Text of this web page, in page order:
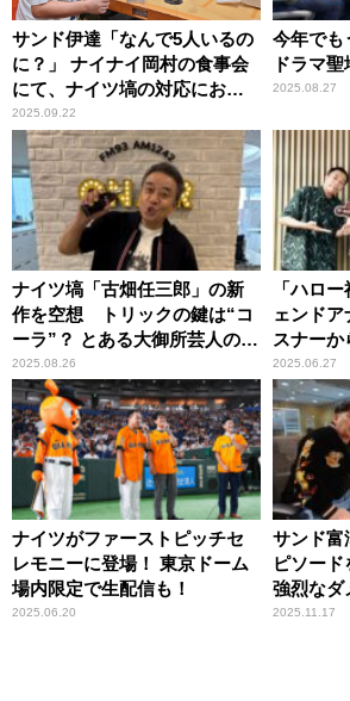
サンド伊達「なんで5人いるの
に？」 ナイナイ岡村の食事会
にて、ナイツ塙の対応におも
わずイラッとする一幕
2025.09.22
今年でも
ドラマ聖
2025.08.27
ナイツ塙「古畑任三郎」の新
作を空想 トリックの鍵は“コ
ーラ”？ とある大御所芸人の本
人役での出演を妄想
2025.08.26
「ハロ
ェンド
スナーか
セージ
2025.06.27
ナイツがファーストピッチセ
レモニーに登場！ 東京ドーム
場内限定で生配信も！
2025.06.20
サンド富
ピソー
強烈なダ
2025.11.17